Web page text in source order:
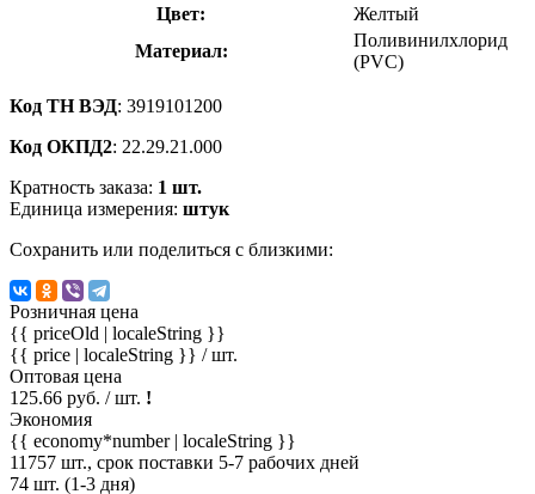
Цвет:
Желтый
Материал:
Поливинилхлорид
(PVC)
Код ТН ВЭД: 3919101200
Код ОКПД2: 22.29.21.000
Кратность заказа: 1 шт.
Единица измерения: штук
Сохранить или поделиться с близкими:
Розничная цена
{{ priceOld | localeString }}
{{ price | localeString }} / шт.
Оптовая цена
125.66 руб. / шт. !
Экономия
{{ economy*number | localeString }}
11757 шт., срок поставки 5-7 рабочих дней
74 шт. (1-3 дня)